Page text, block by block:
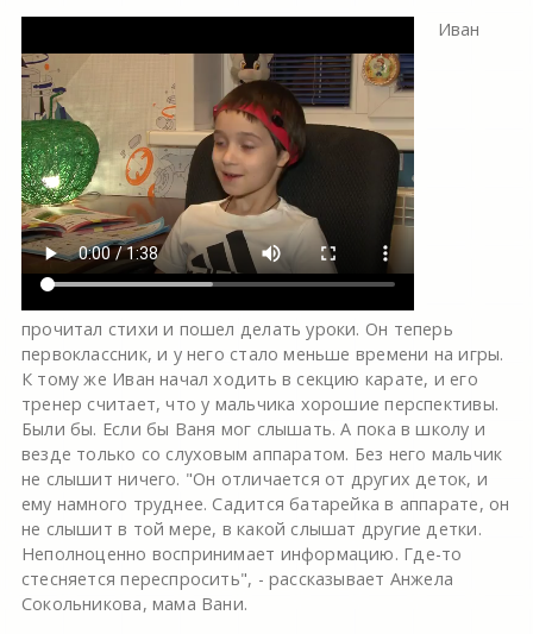
Иван
прочитал стихи и пошел делать уроки. Он теперь
первоклассник, и у него стало меньше времени на игры.
К тому же Иван начал ходить в секцию карате, и его
тренер считает, что у мальчика хорошие перспективы.
Были бы. Если бы Ваня мог слышать. А пока в школу и
везде только со слуховым аппаратом. Без него мальчик
не слышит ничего. "Он отличается от других деток, и
ему намного труднее. Садится батарейка в аппарате, он
не слышит в той мере, в какой слышат другие детки.
Неполноценно воспринимает информацию. Где-то
стесняется переспросить", - рассказывает Анжела
Сокольникова, мама Вани.